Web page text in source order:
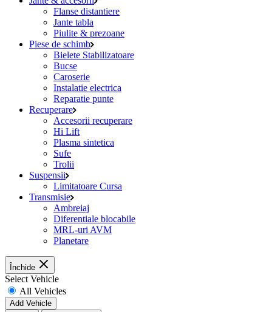
Flanse distantiere
Jante tabla
Piulite & prezoane
Piese de schimb
Bielete Stabilizatoare
Bucse
Caroserie
Instalatie electrica
Reparatie punte
Recuperare
Accesorii recuperare
Hi Lift
Plasma sintetica
Sufe
Trolii
Suspensii
Limitatoare Cursa
Transmisie
Ambreiaj
Diferentiale blocabile
MRL-uri AVM
Planetare
Închide
Select Vehicle
All Vehicles
Add Vehicle